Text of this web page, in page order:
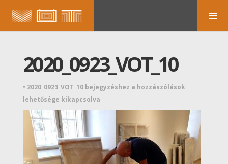
2020_0923_VOT_10
• 2020_0923_VOT_10 bejegyzéshez a hozzászólások
lehetősége kikapcsolva